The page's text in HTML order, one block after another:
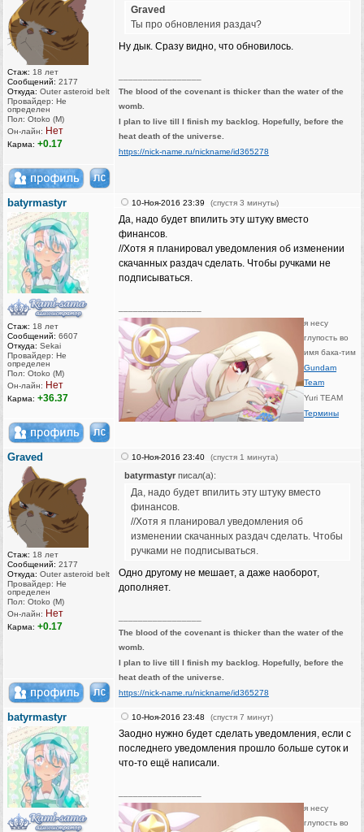
Стаж: 18 лет
Сообщений: 2177
Откуда: Outer asteroid belt
Провайдер: Не
определен
Пол: Otoko (M)
Он-лайн: Нет
Карма: +0.17
Graved
Ты про обновления раздач?
Ну дык. Сразу видно, что обновилось.
The blood of the covenant is thicker than the water of the
womb.
I plan to live till I finish my backlog. Hopefully, before the
heat death of the universe.
https://nick-name.ru/nickname/id365278
batyrmastyr
Стаж: 18 лет
Сообщений: 6607
Откуда: Sekai
Провайдер: Не
определен
Пол: Otoko (M)
Он-лайн: Нет
Карма: +36.37
10-Ноя-2016 23:39 (спустя 3 минуты)
Да, надо будет впилить эту штуку вместо
финансов.
//Хотя я планировал уведомления об изменении
скачанных раздач сделать. Чтобы ручками не
подписываться.
я несу
глупость во
имя бака-тим
Gundam
Team
Yuri TEAM
Термины
Graved
Стаж: 18 лет
Сообщений: 2177
Откуда: Outer asteroid belt
Провайдер: Не
определен
Пол: Otoko (M)
Он-лайн: Нет
Карма: +0.17
10-Ноя-2016 23:40 (спустя 1 минута)
batyrmastyr писал(а):
Да, надо будет впилить эту штуку вместо
финансов.
//Хотя я планировал уведомления об
изменении скачанных раздач сделать. Чтобы
ручками не подписываться.
Одно другому не мешает, а даже наоборот,
дополняет.
The blood of the covenant is thicker than the water of the
womb.
I plan to live till I finish my backlog. Hopefully, before the
heat death of the universe.
https://nick-name.ru/nickname/id365278
batyrmastyr 10-Ноя-2016 23:48 (спустя 7 минут)
Заодно нужно будет сделать уведомления, если с
последнего уведомления прошло больше суток и
что-то ещё написали.
я несу
глупость во